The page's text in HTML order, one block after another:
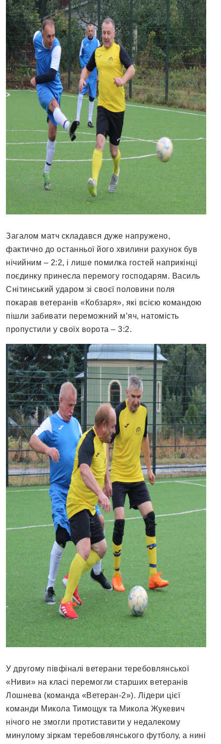
Загалом матч складався дуже напружено,
фактично до останньої його хвилини рахунок був
нічийним – 2:2, і лише помилка гостей наприкінці
поєдинку принесла перемогу господарям. Василь
Снітинський ударом зі своєї половини поля
покарав ветеранів «Кобзаря», які всією командою
пішли забивати переможний м’яч, натомість
пропустили у своїх ворота – 3:2.
У другому півфіналі ветерани теребовлянської
«Ниви» на класі перемогли старших ветеранів
Лошнева (команда «Ветеран-2»). Лідери цієї
команди Микола Тимощук та Микола Жукевич
нічого не змогли протиставити у недалекому
минулому зіркам теребовлянського футболу, а нині